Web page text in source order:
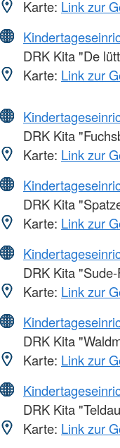
Karte: Link zur
DRK Kita "De
Karte: Link zur
DRK Kita
Karte: Link zur
DRK Kita
Karte: Link zur
DRK Kita
Karte: Link zur
DRK Kita
Karte: Link zur
DRK Kita
Karte: Link zur